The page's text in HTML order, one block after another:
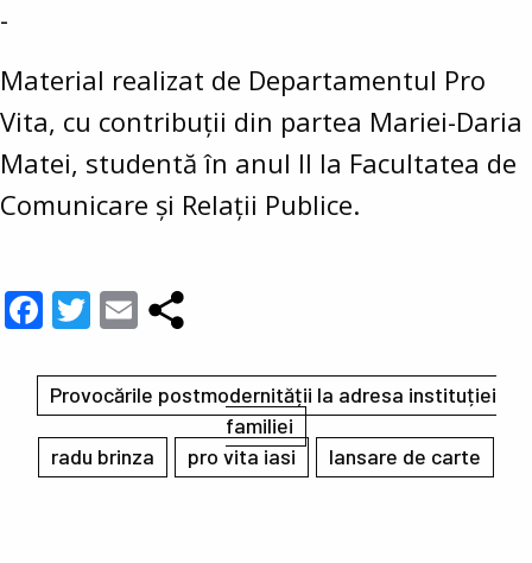
-
Material realizat de Departamentul Pro
Vita, cu contribuții din partea Mariei-Daria
Matei, studentă în anul II la Facultatea de
Comunicare și Relații Publice.
Facebook
Twitter
Email
Provocările postmodernității la adresa instituției
familiei
radu brinza
pro vita iasi lansare de carte